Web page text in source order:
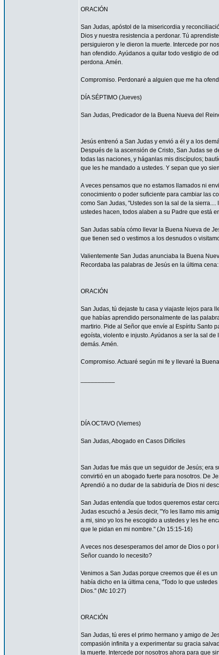
ORACIÓN
San Judas, apóstol de la misericordia y
Dios y nuestra resistencia a perdonar. Tú
persiguieron y le dieron la muerte. Intercede por
han ofendido. Ayúdanos a quitar todo vestigio de
perdona. Amén.
Compromiso. Perdonaré a alguien que me ha
DÍA SÉPTIMO (Jueves)
San Judas, Predicador de la Buena Nueva del
Jesús entrenó a San Judas y envió a él y a los
Después de la ascensión de Cristo, San Judas se
todas las naciones, y háganlas mis discípulos;
que les he mandado a ustedes. Y sepan que yo
A veces pensamos que no estamos llamados ni
conocimiento o poder suficiente para cambiar las
como San Judas, "Ustedes son la sal de la
ustedes hacen, todos alaben a su Padre que está
San Judas sabía cómo llevar la Buena Nueva de
que tienen sed o vestimos a los desnudos o
Valientemente San Judas anunciaba la Buena
Recordaba las palabras de Jesús en la última
ORACIÓN
San Judas, tú dejaste tu casa y viajaste lejos para
que habías aprendido personalmente de las
martirio. Pide al Señor que envíe al Espíritu Santo
egoísta, violento e injusto. Ayúdanos a ser la sal
demás. Amén.
Compromiso. Actuaré según mi fe y llevaré la
DÍA OCTAVO (Viernes)
San Judas, Abogado en Casos Difíciles
San Judas fue más que un seguidor de Jesús; era
convirtió en un abogado fuerte para nosotros. De
Aprendió a no dudar de la sabiduría de Dios ni
San Judas entendía que todos queremos estar
Judas escuchó a Jesús decir, "Yo les llamo mis
a mi, sino yo los he escogido a ustedes y les he
que le pidan en mi nombre." (Jn 15:15-16)
A veces nos desesperamos del amor de Dios o
Señor cuando lo necesito?
Venimos a San Judas porque creemos que él es
había dicho en la última cena, "Todo lo que
Dios." (Mc 10:27)
ORACIÓN
San Judas, tú eres el primo hermano y amigo de
compasión infinita y a experimentar su gracia
la muerte. Intercede por nosotros ahora para que